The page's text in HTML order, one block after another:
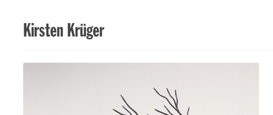
Kirsten Krüger